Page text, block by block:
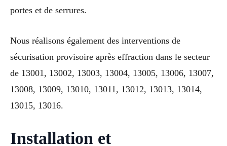
portes et de serrures.
Nous réalisons également des interventions de
sécurisation provisoire après effraction dans le secteur
de 13001, 13002, 13003, 13004, 13005, 13006, 13007,
13008, 13009, 13010, 13011, 13012, 13013, 13014,
13015, 13016.
Installation et